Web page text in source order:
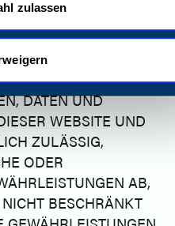
zulassen
WIE IN EINER
VEREINBARUNG
DATEN UND
WEBSITE UND
ZULÄSSIG,
ODER
AB,
BESCHRÄNKT